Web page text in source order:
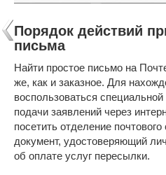
Порядок действий
письма
Найти простое письмо на
же, как и заказное. Для
воспользоваться
подачи заявлений через
посетить отделение
документ, удостоверяющий
об оплате услуг пересылки.